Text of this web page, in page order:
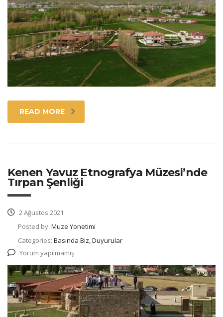
READ MORE
Kenen Yavuz Etnografya Müzesi’nde
Tırpan Şenliği
2 Ağustos 2021
Posted by: Muze Yonetimi
Categories: Basında Biz, Duyurular
Yorum yapılmamış